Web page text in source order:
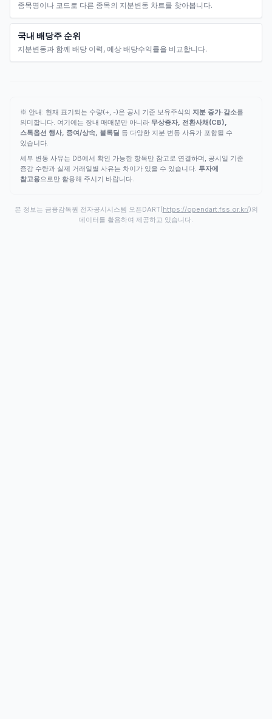
종목명이나 코드로 다른 종목의 지분변동 차트를 찾아봅니다.
국내 배당주 순위
지분변동과 함께 배당 이력, 예상 배당수익률을 비교합니다.
※ 안내: 현재 표기되는 수량(+, -)은 공시 기준 보유주식의 지분 증가·감소를
의미합니다. 여기에는 장내 매매뿐만 아니라 무상증자, 전환사채(CB),
스톡옵션 행사, 증여/상속, 블록딜 등 다양한 지분 변동 사유가 포함될 수
있습니다.
세부 변동 사유는 DB에서 확인 가능한 항목만 참고로 연결하며, 공시일 기준
증감 수량과 실제 거래일별 사유는 차이가 있을 수 있습니다. 투자에
참고용으로만 활용해 주시기 바랍니다.
본 정보는 금융감독원 전자공시시스템 오픈DART(https://opendart.fss.or.kr/)의
데이터를 활용하여 제공하고 있습니다.